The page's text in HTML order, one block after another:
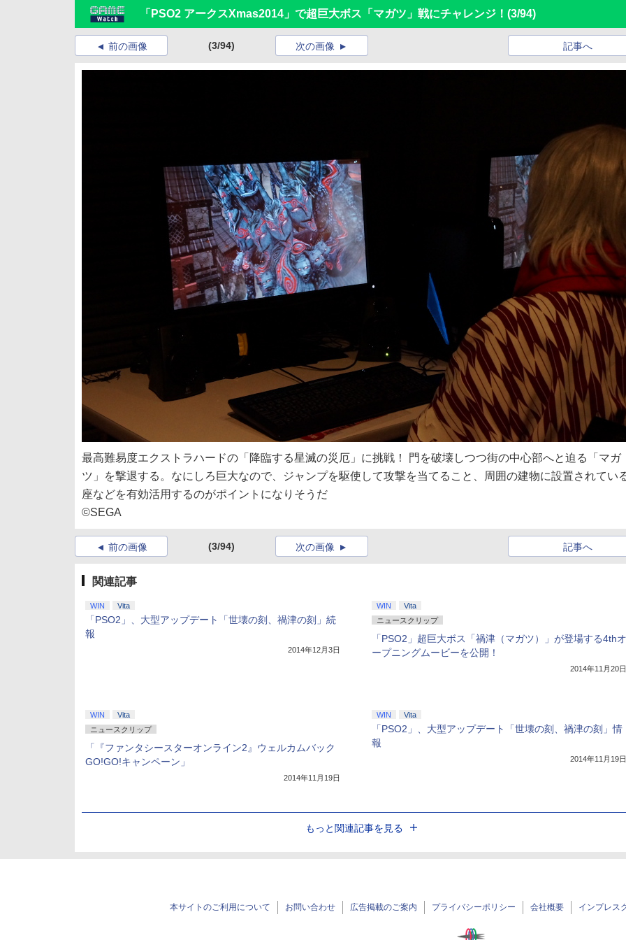
「PSO2 アークスXmas2014」で超巨大ボス「マガツ」戦にチャレンジ！ (3/94)
前の画像 (3/94) 記事へ
次の画像
最高難易度エクストラハードの「降臨する星滅の災厄」に挑戦！ 門を破壊しつつ街の中心部へと迫る「マガ
ツ」を撃退する。なにしろ巨大なので、ジャンプを駆使して攻撃を当てること、周囲の建物に設置されてい
座などを有効活用するのがポイントになりそうだ
©SEGA
前の画像 (3/94) 記事へ
次の画像
関連記事
WIN Vita
「PSO2」、大型アップデート「世壊の刻、禍津の刻」続
報
2014年12月3日
WIN
Vita
ニュースクリップ
「PSO2」超巨大ボス「禍津（マガツ）」が登場する4thオ
ープニングムービーを公開！
2014年11月20日
WIN
Vita
ニュースクリップ
「『ファンタシースターオンライン2』ウェルカムバック
GO!GO!キャンペーン」
2014年11月19日
WIN Vita
「PSO2」、大型アップデート「世壊の刻、禍津の刻」情
報
2014年11月19日
もっと関連記事を見る
本サイトのご利用について お問い合わせ 広告掲載のご案内 プライバシーポリシー 会社概要 インプレス